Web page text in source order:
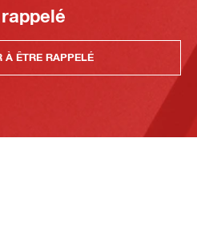
À ÊTRE RAPPELÉ